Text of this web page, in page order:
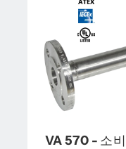
VA 570 - 소